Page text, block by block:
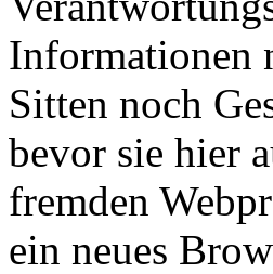
Informationen
Sitten noch
bevor sie hier
fremden
ein neues